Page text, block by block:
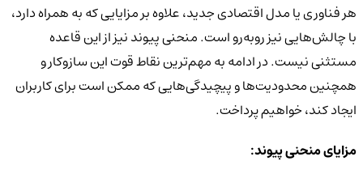
هر فناوری یا مدل اقتصادی جدید، علاوه بر مزایایی که به همراه دارد،
با چالش‌هایی نیز روبه‌رو است. منحنی پیوند نیز از این قاعده
مستثنی نیست. در ادامه به مهم‌ترین نقاط قوت این سازوکار و
همچنین محدودیت‌ها و پیچیدگی‌هایی که ممکن است برای کاربران
ایجاد کند، خواهیم پرداخت.
مزایای منحنی پیوند: